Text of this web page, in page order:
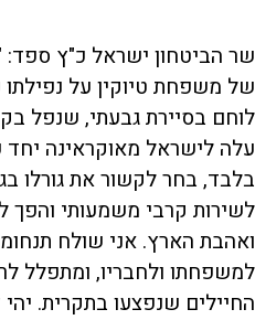
שר הביטחון ישראל כ"ץ
של משפחת טיוקין על
לוחם בסיירת גבעתי, שנפל
עלה לישראל מאוקראינה
בלבד, בחר לקשור את גורלו
לשירות קרבי משמעותי והפך
ואהבת הארץ. אני שולח
למשפחתו ולחבריו, ומתפלל
החיילים שנפצעו בתקרית. יהי